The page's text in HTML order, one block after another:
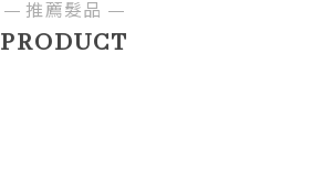
PRODUCT
推薦髮品